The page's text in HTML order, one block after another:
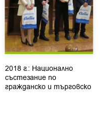
2018 г.: Национално
състезание по
гражданско и търговско